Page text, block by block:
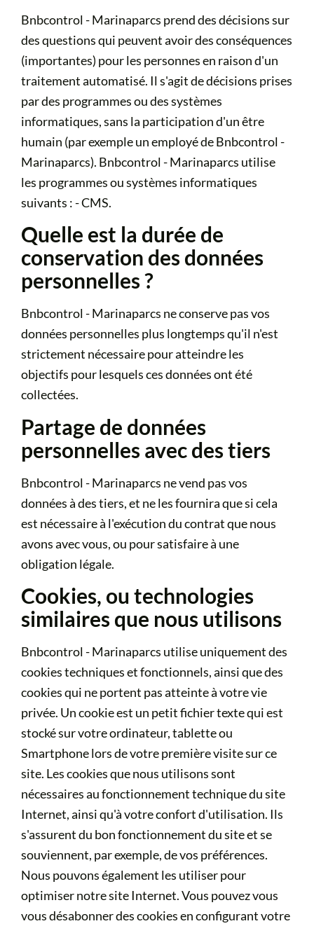
Bnbcontrol - Marinaparcs prend des décisions sur
des questions qui peuvent avoir des conséquences
(importantes) pour les personnes en raison d'un
traitement automatisé. Il s'agit de décisions prises
par des programmes ou des systèmes
informatiques, sans la participation d'un être
humain (par exemple un employé de Bnbcontrol -
Marinaparcs). Bnbcontrol - Marinaparcs utilise
les programmes ou systèmes informatiques
suivants : - CMS.
Quelle est la durée de
conservation des données
personnelles ?
Bnbcontrol - Marinaparcs ne conserve pas vos
données personnelles plus longtemps qu'il n'est
strictement nécessaire pour atteindre les
objectifs pour lesquels ces données ont été
collectées.
Partage de données
personnelles avec des tiers
Bnbcontrol - Marinaparcs ne vend pas vos
données à des tiers, et ne les fournira que si cela
est nécessaire à l'exécution du contrat que nous
avons avec vous, ou pour satisfaire à une
obligation légale.
Cookies, ou technologies
similaires que nous utilisons
Bnbcontrol - Marinaparcs utilise uniquement des
cookies techniques et fonctionnels, ainsi que des
cookies qui ne portent pas atteinte à votre vie
privée. Un cookie est un petit fichier texte qui est
stocké sur votre ordinateur, tablette ou
Smartphone lors de votre première visite sur ce
site. Les cookies que nous utilisons sont
nécessaires au fonctionnement technique du site
Internet, ainsi qu'à votre confort d'utilisation. Ils
s'assurent du bon fonctionnement du site et se
souviennent, par exemple, de vos préférences.
Nous pouvons également les utiliser pour
optimiser notre site Internet. Vous pouvez vous
vous désabonner des cookies en configurant votre